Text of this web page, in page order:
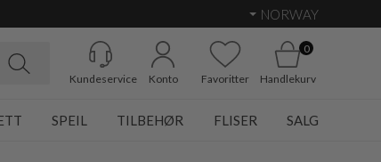
NORWAY
Kundeservice Konto Favoritter
0
Handlekurv
SPEIL TILBEHØR FLISER SALG